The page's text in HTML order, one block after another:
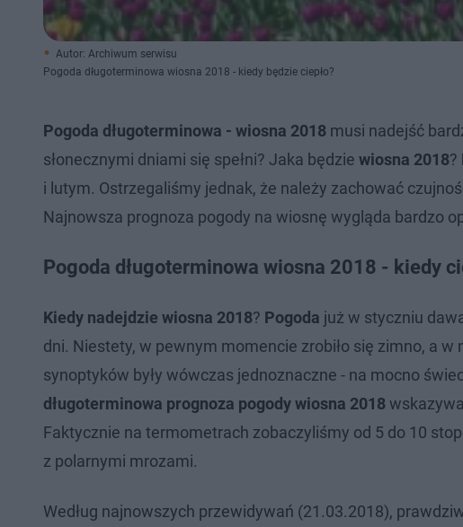
Autor: Archiwum serwisu
Pogoda długoterminowa wiosna 2018 - kiedy będzie ciepło?
Pogoda długoterminowa - wiosna 2018 musi nadejść
słonecznymi dniami się spełni? Jaka będzie wiosna 2018?
i lutym. Ostrzegaliśmy jednak, że należy zachować
Najnowsza prognoza pogody na wiosnę wygląda bardzo
Pogoda długoterminowa wiosna 2018 - kiedy
Kiedy nadejdzie wiosna 2018? Pogoda już w styczniu
dni. Niestety, w pewnym momencie zrobiło się zimno, a
synoptyków były wówczas jednoznaczne - na mocno
długoterminowa prognoza pogody wiosna 2018
Faktycznie na termometrach zobaczyliśmy od 5 do 10
z polarnymi mrozami.
Według najnowszych przewidywań (21.03.2018),